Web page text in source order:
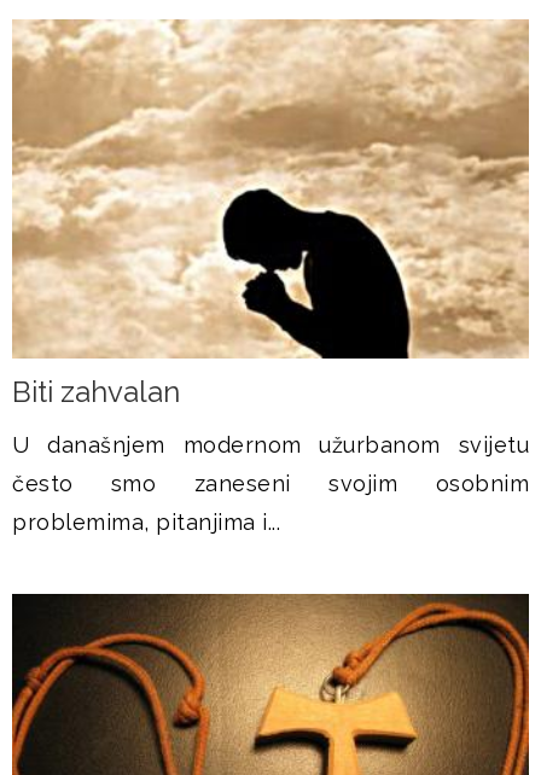
Biti zahvalan
U današnjem modernom užurbanom svijetu
često smo zaneseni svojim osobnim
problemima, pitanjima i...